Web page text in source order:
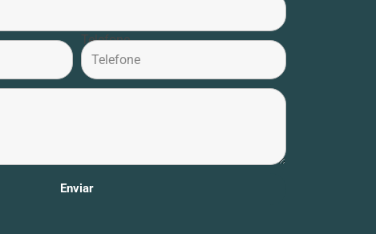
Telefone
Enviar